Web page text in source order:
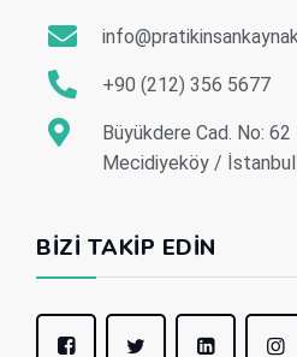
+90 (212) 356 5677
Büyükdere Cad. No:
Mecidiyeköy / İstanbul
BIZI TAKIP EDIN